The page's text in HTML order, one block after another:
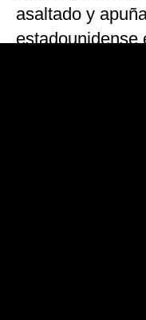
asaltado y
estadounidense